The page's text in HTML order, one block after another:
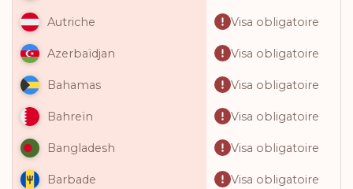
Autriche Visa obligatoire
Azerbaïdjan Visa obligatoire
Bahamas Visa obligatoire
Bahreïn Visa obligatoire
Bangladesh Visa obligatoire
Barbade Visa obligatoire